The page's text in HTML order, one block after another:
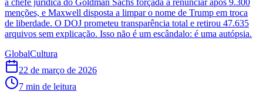
a chefe jurídica do Goldman Sachs forçada a renunciar após 9.300
menções, e Maxwell disposta a limpar o nome de Trump em troca
de liberdade. O DOJ prometeu transparência total e retirou 47.635
arquivos sem explicação. Isso não é um escândalo: é uma autópsia.
GlobalCultura
22 de março de 2026
7 min de leitura